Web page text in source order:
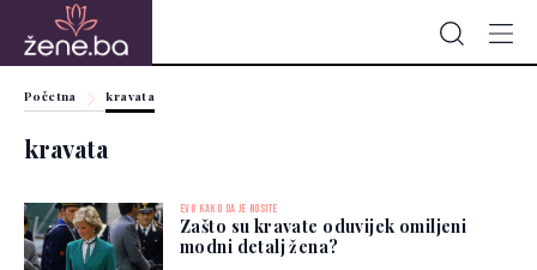
Početna kravata
kravata
EVO KAKO DA JE NOSITE
Zašto su kravate oduvijek omiljeni
modni detalj žena?